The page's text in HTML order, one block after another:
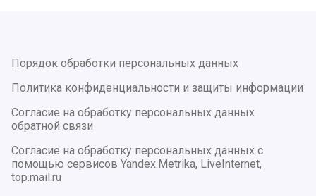
Порядок обработки персональных данных
Политика конфиденциальности и защиты информации
Согласие на обработку персональных данных
обратной связи
Согласие на обработку персональных данных с
помощью сервисов Yandex.Metrika, LiveInternet,
top.mail.ru